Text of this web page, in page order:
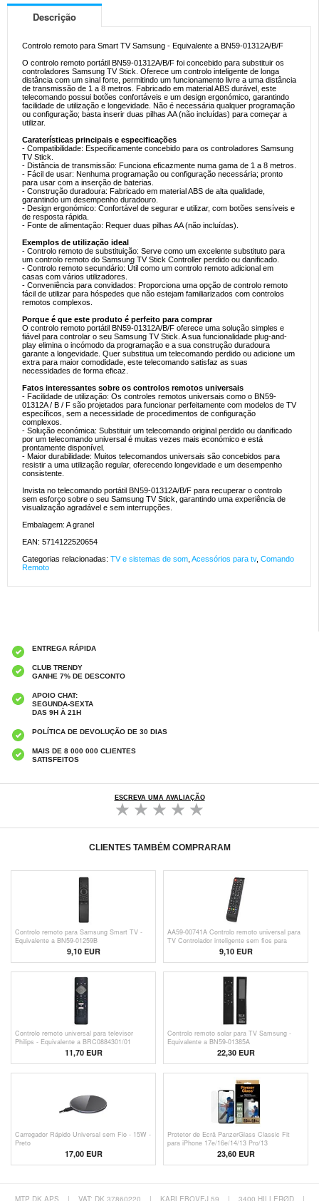
Descrição
Controlo remoto para Smart TV Samsung - Equivalente a BN59-01312A/B/F
O controlo remoto portátil BN59-01312A/B/F foi concebido para substituir os
controladores Samsung TV Stick. Oferece um controlo inteligente de longa
distância com um sinal forte, permitindo um funcionamento livre a uma distância
de transmissão de 1 a 8 metros. Fabricado em material ABS durável, este
telecomando possui botões confortáveis e um design ergonómico, garantindo
facilidade de utilização e longevidade. Não é necessária qualquer programação
ou configuração; basta inserir duas pilhas AA (não incluídas) para começar a
utilizar.
Caraterísticas principais e especificações
- Compatibilidade: Especificamente concebido para os controladores Samsung
TV Stick.
- Distância de transmissão: Funciona eficazmente numa gama de 1 a 8 metros.
- Fácil de usar: Nenhuma programação ou configuração necessária; pronto
para usar com a inserção de baterias.
- Construção duradoura: Fabricado em material ABS de alta qualidade,
garantindo um desempenho duradouro.
- Design ergonómico: Confortável de segurar e utilizar, com botões sensíveis e
de resposta rápida.
- Fonte de alimentação: Requer duas pilhas AA (não incluídas).
Exemplos de utilização ideal
- Controlo remoto de substituição: Serve como um excelente substituto para
um controlo remoto do Samsung TV Stick Controller perdido ou danificado.
- Controlo remoto secundário: Útil como um controlo remoto adicional em
casas com vários utilizadores.
- Conveniência para convidados: Proporciona uma opção de controlo remoto
fácil de utilizar para hóspedes que não estejam familiarizados com controlos
remotos complexos.
Porque é que este produto é perfeito para comprar
O controlo remoto portátil BN59-01312A/B/F oferece uma solução simples e
fiável para controlar o seu Samsung TV Stick. A sua funcionalidade plug-and-
play elimina o incómodo da programação e a sua construção duradoura
garante a longevidade. Quer substitua um telecomando perdido ou adicione um
extra para maior comodidade, este telecomando satisfaz as suas
necessidades de forma eficaz.
Fatos interessantes sobre os controlos remotos universais
- Facilidade de utilização: Os controles remotos universais como o BN59-
01312A / B / F são projetados para funcionar perfeitamente com modelos de TV
específicos, sem a necessidade de procedimentos de configuração
complexos.
- Solução económica: Substituir um telecomando original perdido ou danificado
por um telecomando universal é muitas vezes mais económico e está
prontamente disponível.
- Maior durabilidade: Muitos telecomandos universais são concebidos para
resistir a uma utilização regular, oferecendo longevidade e um desempenho
consistente.
Invista no telecomando portátil BN59-01312A/B/F para recuperar o controlo
sem esforço sobre o seu Samsung TV Stick, garantindo uma experiência de
visualização agradável e sem interrupções.
Embalagem: A granel
EAN: 5714122520654
Categorias relacionadas: TV e sistemas de som Acessórios para tv, Comando
Remoto
ENTREGA RÁPIDA
CLUB TRENDY
GANHE 7% DE DESCONTO
APOIO CHAT:
SEGUNDA-SEXTA
DAS 9H À 21H
POLÍTICA DE DEVOLUÇÃO DE 30 DIAS
MAIS DE 8 000 000 CLIENTES
SATISFEITOS
ESCREVA UMA AVALIAÇÃO
CLIENTES TAMBÉM COMPRARAM
Controlo remoto para Samsung Smart TV -
Equivalente a BN59-01259B
9,10 EUR
AA59-00741A Controlo remoto universal para
TV Controlador inteligente sem fios para
Samsung HDTV LED Smart Digital TV - Preto
9,10 EUR
Controlo remoto universal para televisor
Philips - Equivalente a BRC0884301/01
11,70 EUR
Controlo remoto solar para TV Samsung -
Equivalente a BN59-01385A
22,30 EUR
Carregador Rápido Universal sem Fio - 15W -
Preto
17,00EUR
Protetor de Ecrã PanzerGlass Classic Fit
para iPhone 17e/16e/14/13 Pro/13
23,60 EUR